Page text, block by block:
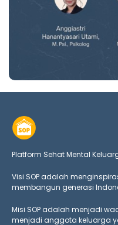
Platform Sehat Mental
Visi SOP adalah
membangun generasi
Misi SOP adalah menjadi
menjadi anggota keluarga